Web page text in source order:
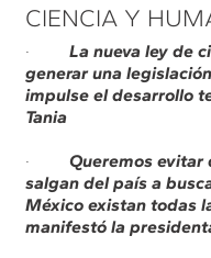
CIENCIA Y
·La nueva ley de
generar una
impulse el desarrollo
Tania
·Queremos evitar
salgan del país a
México existan todas
manifestó la